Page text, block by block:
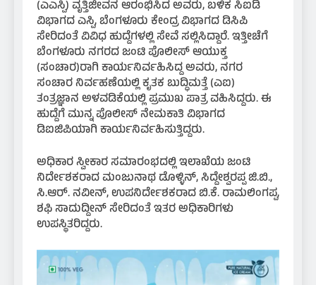
(ಎಎಸ್ಪಿ) ವೃತ್ತಿಜೀವನ ಆರಂಭಿಸಿದ ಅವರು, ಬಳಿಕ ಸಿಐಡಿ
ವಿಭಾಗದ ಎಸ್ಪಿ, ಬೆಂಗಳೂರು ಕೇಂದ್ರ ವಿಭಾಗದ ಡಿಸಿಪಿ
ಸೇರಿದಂತೆ ವಿವಿಧ ಹುದ್ದೆಗಳಲ್ಲಿ ಸೇವೆ ಸಲ್ಲಿಸಿದ್ದಾರೆ. ಇತ್ತೀಚೆಗೆ
ಬೆಂಗಳೂರು ನಗರದ ಜಂಟಿ ಪೊಲೀಸ್ ಆಯುಕ್ತ
(ಸಂಚಾರ)ರಾಗಿ ಕಾರ್ಯನಿರ್ವಹಿಸಿದ್ದ ಅವರು, ನಗರ
ಸಂಚಾರ ನಿರ್ವಹಣೆಯಲ್ಲಿ ಕೃತಕ ಬುದ್ಧಿಮತ್ತೆ (ಎಐ)
ತಂತ್ರಜ್ಞಾನ ಅಳವಡಿಕೆಯಲ್ಲಿ ಪ್ರಮುಖ ಪಾತ್ರ ವಹಿಸಿದ್ದರು. ಈ
ಹುದ್ದೆಗೆ ಮುನ್ನ ಪೊಲೀಸ್ ನೇಮಕಾತಿ ವಿಭಾಗದ
ಡಿಐಜಿಪಿಯಾಗಿ ಕಾರ್ಯನಿರ್ವಹಿಸುತ್ತಿದ್ದರು.
ಅಧಿಕಾರ ಸ್ವೀಕಾರ ಸಮಾರಂಭದಲ್ಲಿ ಇಲಾಖೆಯ ಜಂಟಿ
ನಿರ್ದೇಶಕರಾದ ಮಂಜುನಾಥ ಡೊಳ್ಳಿನ್, ಸಿದ್ದೇಶ್ವರಪ್ಪ ಜಿ.ಬಿ.,
ಸಿ.ಆರ್. ನವೀನ್, ಉಪನಿರ್ದೇಶಕರಾದ ಬಿ.ಕೆ. ರಾಮಲಿಂಗಪ್ಪ,
ಶಫಿ ಸಾದುದ್ದೀನ್ ಸೇರಿದಂತೆ ಇತರ ಅಧಿಕಾರಿಗಳು
ಉಪಸ್ಥಿತರಿದ್ದರು.